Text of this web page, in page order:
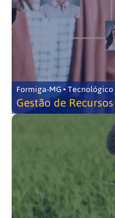
Formiga-MG • Tecnológico
Gestão de